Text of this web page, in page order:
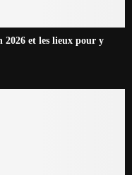
2026 et les lieux pour y